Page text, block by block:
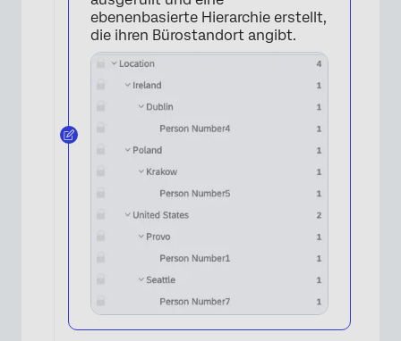
ebenenbasierte Hierarchie erstellt,
die ihren Bürostandort angibt.